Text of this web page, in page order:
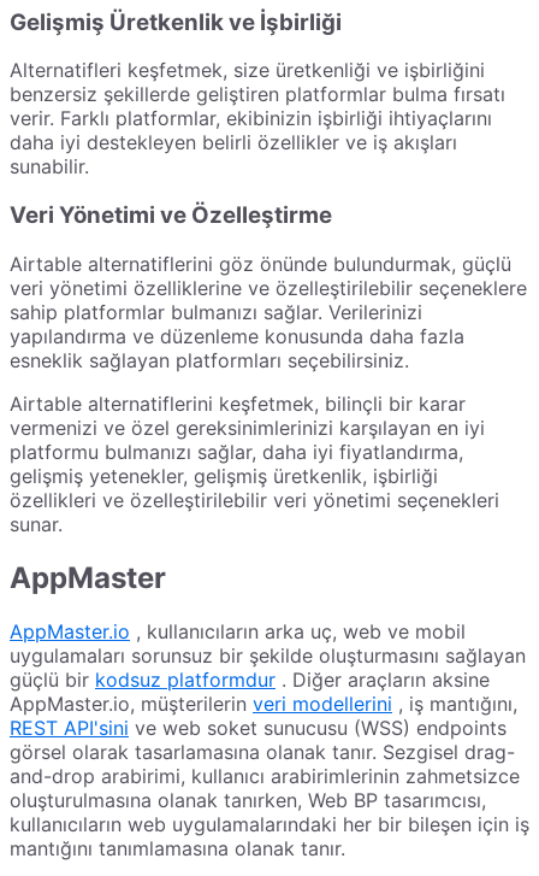
Gelişmiş Üretkenlik ve İşbirliği
Alternatifleri keşfetmek, size üretkenliği ve işbirliğini
benzersiz şekillerde geliştiren platformlar bulma fırsatı
verir. Farklı platformlar, ekibinizin işbirliği ihtiyaçlarını
daha iyi destekleyen belirli özellikler ve iş akışları
sunabilir.
Veri Yönetimi ve Özelleştirme
Airtable alternatiflerini göz önünde bulundurmak, güçlü
veri yönetimi özelliklerine ve özelleştirilebilir seçeneklere
sahip platformlar bulmanızı sağlar. Verilerinizi
yapılandırma ve düzenleme konusunda daha fazla
esneklik sağlayan platformları seçebilirsiniz.
Airtable alternatiflerini keşfetmek, bilinçli bir karar
vermenizi ve özel gereksinimlerinizi karşılayan en iyi
platformu bulmanızı sağlar, daha iyi fiyatlandırma,
gelişmiş yetenekler, gelişmiş üretkenlik, işbirliği
özellikleri ve özelleştirilebilir veri yönetimi seçenekleri
sunar.
AppMaster
AppMaster.io , kullanıcıların arka uç, web ve mobil
uygulamaları sorunsuz bir şekilde oluşturmasını sağlayan
güçlü bir kodsuz platformdur . Diğer araçların aksine
AppMaster.io, müşterilerin veri modellerini , iş mantığını,
REST API'sini ve web soket sunucusu (WSS) endpoints
görsel olarak tasarlamasına olanak tanır. Sezgisel drag-
and-drop arabirimi, kullanıcı arabirimlerinin zahmetsizce
oluşturulmasına olanak tanırken, Web BP tasarımcısı,
kullanıcıların web uygulamalarındaki her bir bileşen için iş
mantığını tanımlamasına olanak tanır.